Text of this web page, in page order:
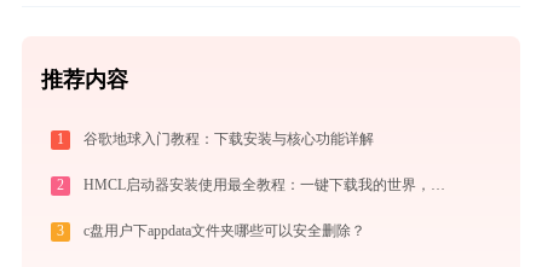
推荐内容
1 谷歌地球入门教程：下载安装与核心功能详解
2 HMCL启动器安装使用最全教程：一键下载我的世界，轻松搞定Mod与Java配置
3 c盘用户下appdata文件夹哪些可以安全删除？